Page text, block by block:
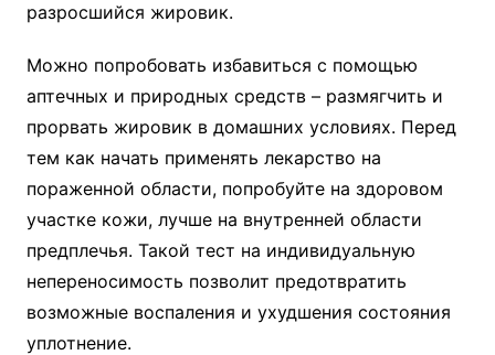
разросшийся жировик.
Можно попробовать избавиться с помощью
аптечных и природных средств – размягчить и
прорвать жировик в домашних условиях. Перед
тем как начать применять лекарство на
пораженной области, попробуйте на здоровом
участке кожи, лучше на внутренней области
предплечья. Такой тест на индивидуальную
непереносимость позволит предотвратить
возможные воспаления и ухудшения состояния
уплотнение.